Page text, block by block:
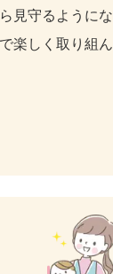
見守るようにな
楽しく取り組ん